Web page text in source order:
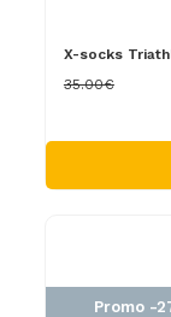
X-socks
35.00€
Promo -